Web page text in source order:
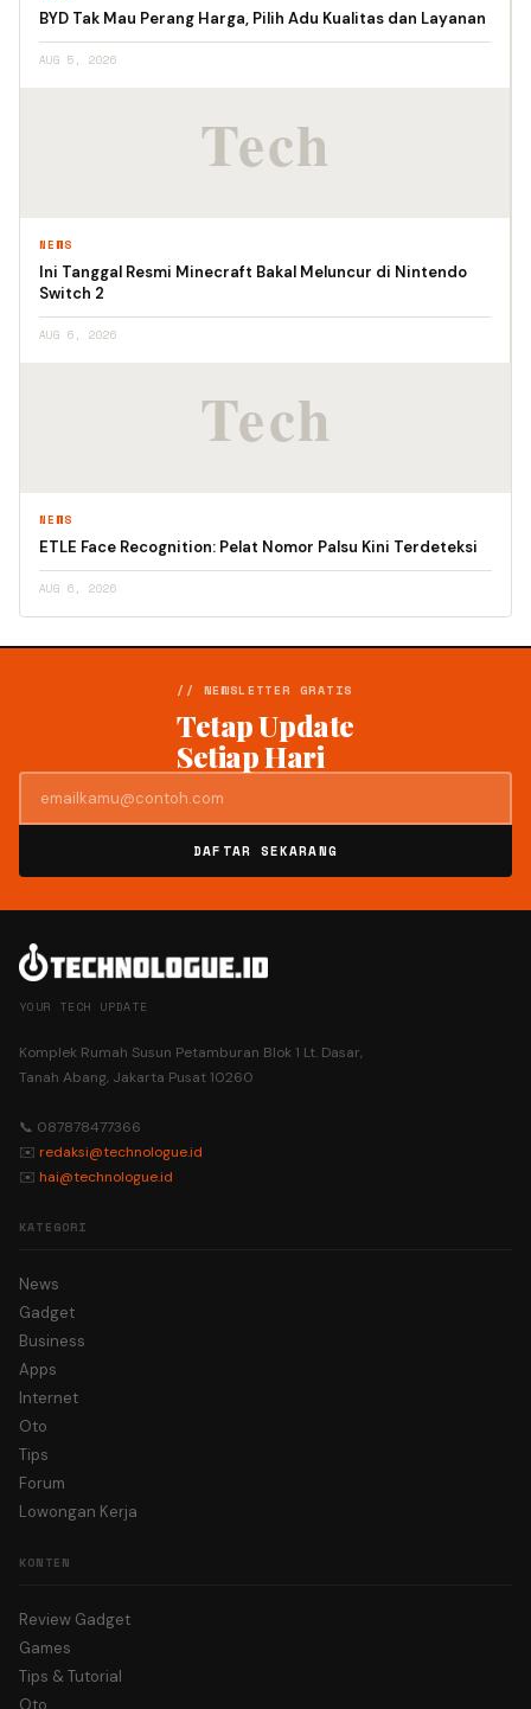
BYD Tak Mau Perang Harga, Pilih Adu Kualitas dan Layanan
AUG 5, 2026
NEWS
Ini Tanggal Resmi Minecraft Bakal Meluncur di Nintendo
Switch 2
AUG 6, 2026
NEWS
ETLE Face Recognition: Pelat Nomor Palsu Kini Terdeteksi
AUG 6, 2026
// NEWSLETTER GRATIS
Tetap Update
Setiap Hari
DAFTAR SEKARANG
YOUR TECH UPDATE
Komplek Rumah Susun Petamburan Blok 1 Lt. Dasar,
Tanah Abang, Jakarta Pusat 10260
📞 087878477366
✉️ redaksi@technologue.id
✉️ hai@technologue.id
KATEGORI
News
Gadget
Business
Apps
Internet
Oto
Tips
Forum
Lowongan Kerja
KONTEN
Review Gadget
Games
Tips & Tutorial
Oto